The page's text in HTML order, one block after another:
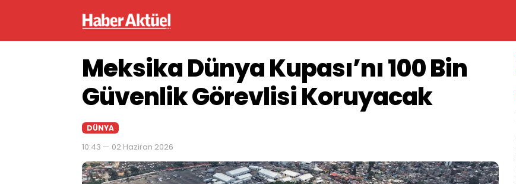
Meksika Dünya Kupası’nı 100 Bin
Güvenlik Görevlisi Koruyacak
DÜNYA
10:43 — 02 Haziran 2026